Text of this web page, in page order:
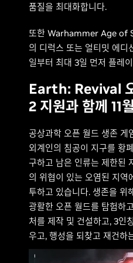
품질을 최대화합니다.
또한 Warhammer Age of
의 디럭스 또는 얼티밋 에디
일부터 최대 3일 먼저 플레
Earth: Revival
2 지원과 함께 11
공상과학 오픈 월드 생존 게
외계인의 침공이 지구를 황
구하고 남은 인류는 제한된
의 위협이 있는 오염된 지역
투하고 있습니다. 생존을 위
광활한 오픈 월드를 탐험하
처를 제작 및 건설하고, 3인
우고, 행성을 되찾고 재건하